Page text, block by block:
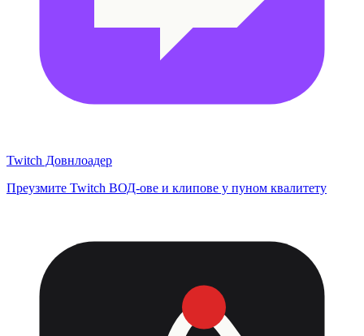
Twitch Довнлоадер
Преузмите Twitch ВОД-ове и клипове у пуном квалитету